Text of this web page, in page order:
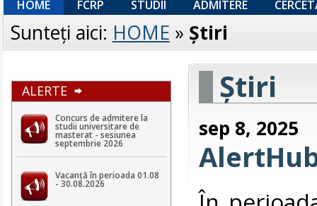
HOME FCRP STUDII ADMITERE
Sunteţi aici: HOME » Ştiri
ALERTE
Concurs de admitere la
studii universitare de
masterat - sesiunea
septembrie 2026
Vacanță în perioada 01.08
- 30.08.2026
Ştiri
sep 8, 2025